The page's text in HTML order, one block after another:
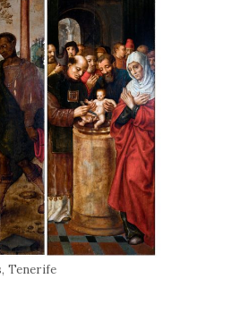
Tenerife